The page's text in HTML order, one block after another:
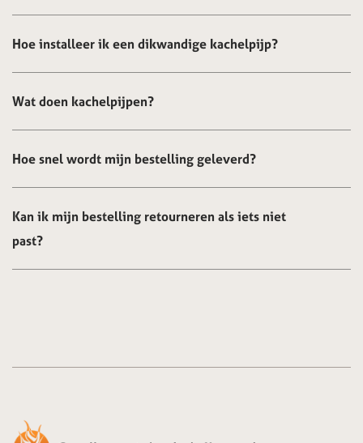
Hoe installeer ik een dikwandige kachelpijp?
Wat doen kachelpijpen?
Hoe snel wordt mijn bestelling geleverd?
Kan ik mijn bestelling retourneren als iets niet
past?